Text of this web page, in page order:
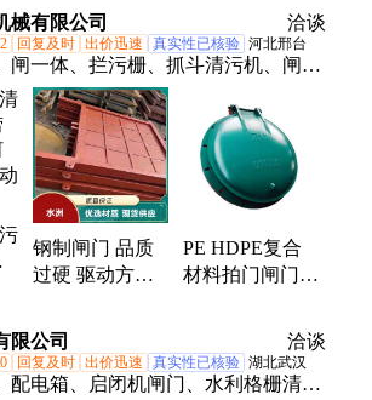
闸门 外形美观
械有限公司 洽谈
回复及时 出价迅速 真实性已核验 河北邢台
闸一体、拦污栅、抓斗清污机、闸门
、闸门污水、闸门可定制、弧形钢闸
、钢闸门液压
钢制闸门 品质
过硬 驱动方式
性能好 品质保
证
PE HDPE复合
材料拍门闸门
钢拍门耐酸耐腐
限公司 洽谈
回复及时 出价迅速 真实性已核验 湖北武汉
配电箱、启闭机闸门、水利格栅清污